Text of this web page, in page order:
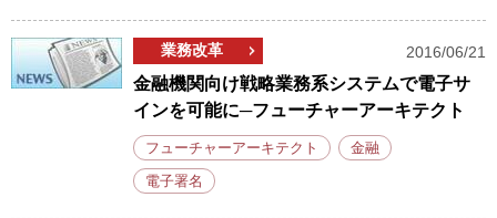
業務改革 2016/06/21
金融機関向け戦略業務系システムで電子サ
インを可能に─フューチャーアーキテクト
フューチャーアーキテクト 金融
電子署名